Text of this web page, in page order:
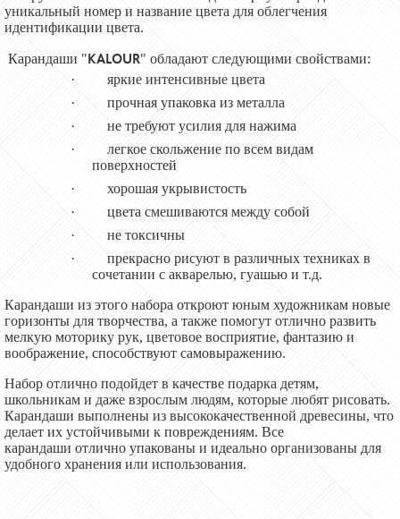
уникальный номер и название цвета для облегчения
идентификации цвета.
Карандаши "KALOUR" обладают следующими свойствами:
·
яркие интенсивные цвета
·
прочная упаковка из металла
·
не требуют усилия для нажима
·
легкое скольжение по всем видам
поверхностей
·
хорошая укрывистость
·
цвета смешиваются между собой
·
не токсичны
·
прекрасно рисуют в различных техниках в
сочетании с акварелью, гуашью и т.д.
Карандаши из этого набора откроют юным художникам новые
горизонты для творчества, а также помогут отлично развить
мелкую моторику рук, цветовое восприятие, фантазию и
воображение, способствуют самовыражению.
Набор отлично подойдет в качестве подарка детям,
школьникам и даже взрослым людям, которые любят рисовать.
Карандаши выполнены из высококачественной древесины, что
делает их устойчивыми к повреждениям. Все
карандаши отлично упакованы и идеально организованы для
удобного хранения или использования.